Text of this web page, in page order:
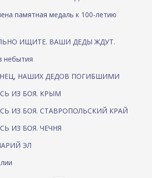
памятная медаль к 100-летию
ИЩИТЕ. ВАШИ ДЕДЫ ЖДУТ.
небытия
НАШИХ ДЕДОВ ПОГИБШИМИ
ИЗ БОЯ. КРЫМ
ИЗ БОЯ. СТАВРОПОЛЬСКИЙ КРАЙ
ИЗ БОЯ. ЧЕЧНЯ
ЭЛ